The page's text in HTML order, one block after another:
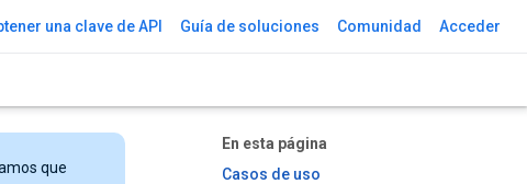
una clave de API Guía de soluciones Comunidad Acceder
En esta página
Casos de uso
que